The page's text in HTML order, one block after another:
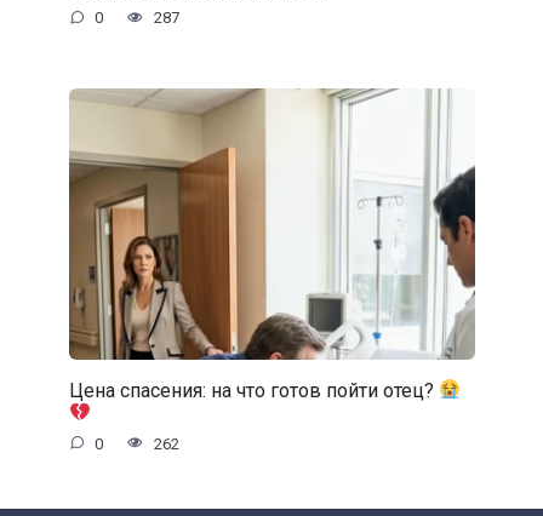
0 287
Цена спасения: на что готов пойти отец?
0 262